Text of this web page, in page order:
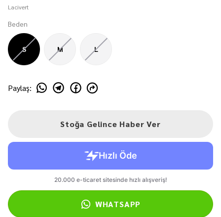
Lacivert
Beden
S M L
Paylaş:
Stoğa Gelince Haber Ver
WHATSAPP